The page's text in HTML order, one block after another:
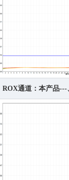
ROX通道：本产品